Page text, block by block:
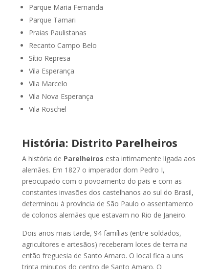
Parque Maria Fernanda
Parque Tamari
Praias Paulistanas
Recanto Campo Belo
Sítio Represa
Vila Esperança
Vila Marcelo
Vila Nova Esperança
Vila Roschel
História: Distrito Parelheiros
A história de Parelheiros esta intimamente ligada aos
alemães. Em 1827 o imperador dom Pedro I,
preocupado com o povoamento do pais e com as
constantes invasões dos castelhanos ao sul do Brasil,
determinou à província de São Paulo o assentamento
de colonos alemães que estavam no Rio de Janeiro.
Dois anos mais tarde, 94 famílias (entre soldados,
agricultores e artesãos) receberam lotes de terra na
então freguesia de Santo Amaro. O local fica a uns
trinta minutos do centro de Santo Amaro. O